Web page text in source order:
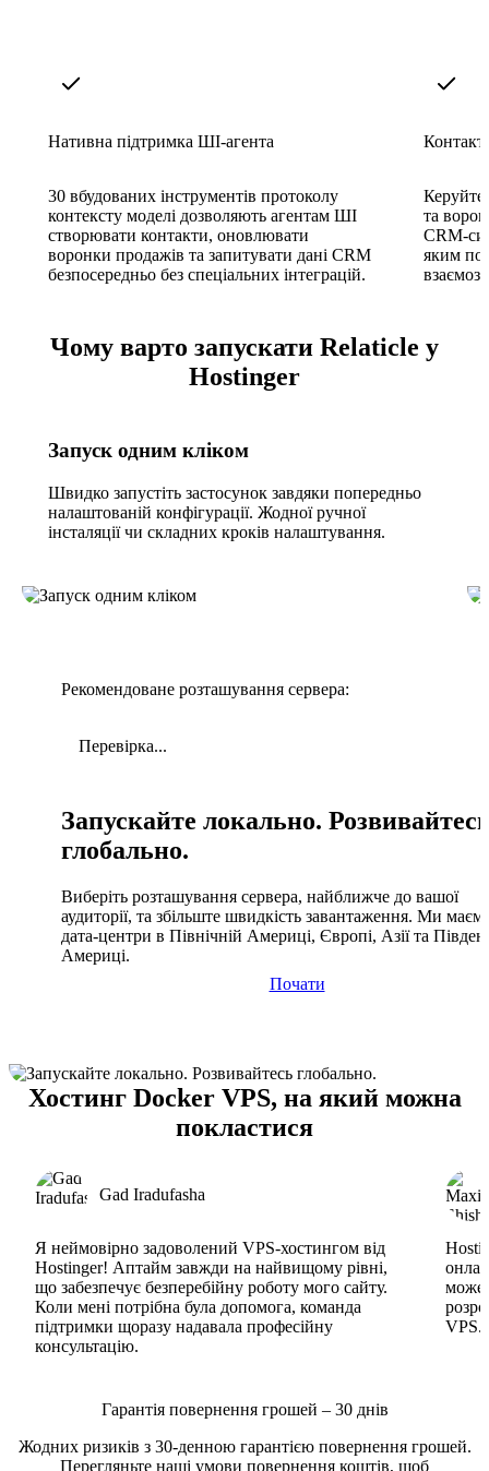
Нативна підтримка ШІ-агента
30 вбудованих інструментів протоколу
контексту моделі дозволяють агентам ШІ
створювати контакти, оновлювати
воронки продажів та запитувати дані CRM
безпосередньо без спеціальних інтеграцій.
Керуйте
та
CRM-
яким
Чому варто запускати Relaticle у
Hostinger
Запуск одним кліком
Швидко запустіть застосунок завдяки попередньо
налаштованій конфігурації. Жодної ручної
інсталяції чи складних кроків налаштування.
Рекомендоване розташування сервера:
Перевірка...
Запускайте локально.
глобально.
Виберіть розташування сервера, найближче до вашої
аудиторії, та збільште швидкість завантаження. Ми
дата-центри в Північній Америці, Європі, Азії та
Америці.
Почати
Хостинг Docker VPS, на який можна
покластися
Gad Iradufasha
Я неймовірно задоволений VPS-хостингом від
Hostinger! Аптайм завжди на найвищому рівні,
що забезпечує безперебійну роботу мого сайту.
Коли мені потрібна була допомога, команда
підтримки щоразу надавала професійну
консультацію.
може
VPS.
Гарантія повернення грошей – 30 днів
Жодних ризиків з 30-денною гарантією повернення грошей.
Перегляньте наші умови повернення коштів, щоб